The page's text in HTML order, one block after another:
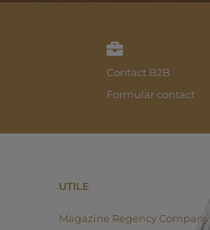
Contact B2B
Formular contact
UTILE
Magazine Regency Company